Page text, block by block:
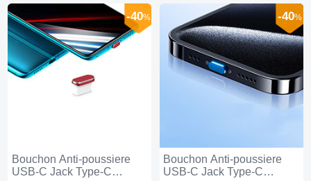
Bouchon Anti-poussiere
USB-C Jack Type-C
-40%
Bouchon Anti-poussiere
USB-C Jack Type-C
-40%